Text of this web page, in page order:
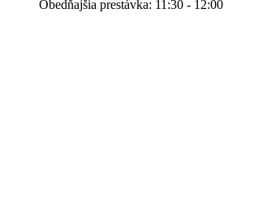
Obedňajšia prestávka: 11:30 - 12:00